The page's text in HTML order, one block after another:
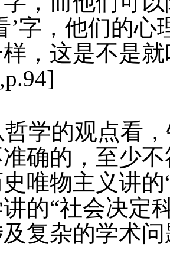
’字，他们的
，这是不是
哲学的观点看
确的，至少
唯物主义讲
的“社会决定
复杂的学术